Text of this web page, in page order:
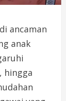
ancaman
anak
hingga